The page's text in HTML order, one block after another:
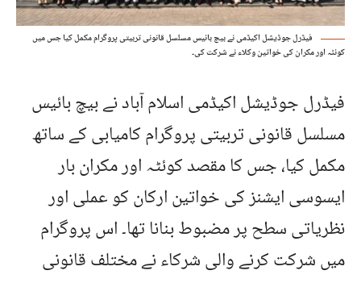
فیڈرل جوڈیشل اکیڈمی نے بیچ بائیس مسلسل قانونی تربیتی پروگرام مکمل کیا جس میں
کوئٹہ اور مکران کی خواتین وکلاء نے شرکت کی۔
فیڈرل جوڈیشل اکیڈمی اسلام آباد نے بیچ بائیس
مسلسل قانونی تربیتی پروگرام کامیابی کے ساتھ
مکمل کیا، جس کا مقصد کوئٹہ اور مکران بار
ایسوسی ایشنز کی خواتین ارکان کو عملی اور
نظریاتی سطح پر مضبوط بنانا تھا۔ اس پروگرام
میں شرکت کرنے والی شرکاء نے مختلف قانونی